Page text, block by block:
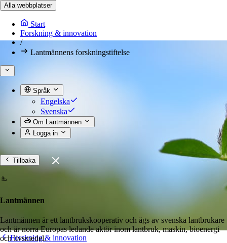
Alla webbplatser
Start
Forskning & innovation
/
Lantmännens forskningstiftelse
Språk
Engelska
Svenska
Om Lantmännen
Logga in
Tillbaka
Lantmännen
Lantmännen är ett lantbrukskooperativ och ägs av svenska lantbrukare
och är norra Europas ledande aktör inom lantbruk, maskin, bioenergi
och livsmedel.
Forskning & innovation